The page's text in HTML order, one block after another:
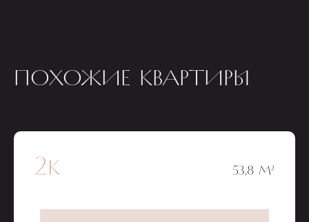
ПОХОЖИЕ КВАРТИРЫ
2к 53,8 М²